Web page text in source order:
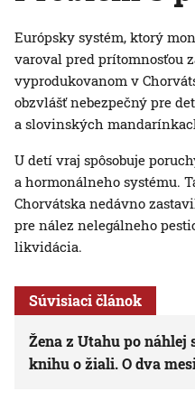
Európsky systém, ktorý
varoval pred prítomnosťou
vyprodukovanom v
obzvlášť nebezpečný pre
a slovinských
U detí vraj spôsobuje
a hormonálneho systému.
Chorvátska nedávno
pre nález nelegálneho
likvidácia.
Súvisiaci článok
Žena z Utahu po
knihu o žiali. O dva